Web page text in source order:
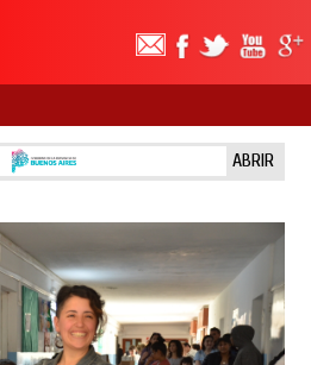
ABRIR